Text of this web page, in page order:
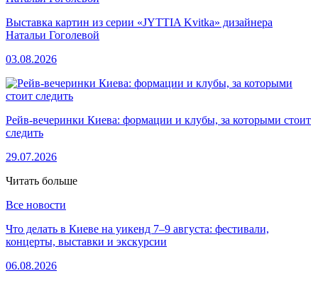
Выставка картин из серии «JYTTIA Kvitka» дизайнера
Натальи Гоголевой
03.08.2026
Рейв-вечеринки Киева: формации и клубы, за которыми стоит
следить
29.07.2026
Читать больше
Все новости
Что делать в Киеве на уикенд 7–9 августа: фестивали,
концерты, выставки и экскурсии
06.08.2026